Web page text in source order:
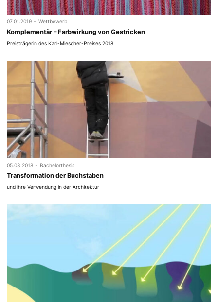
07.01.2019 - Wettbewerb
Komplementär – Farbwirkung von Gestricken
Preisträgerin des Karl-Miescher-Preises 2018
05.03.2018 - Bachelorthesis
Transformation der Buchstaben
und ihre Verwendung in der Architektur